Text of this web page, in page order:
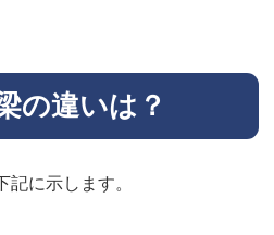
の違いは？
記に示します。